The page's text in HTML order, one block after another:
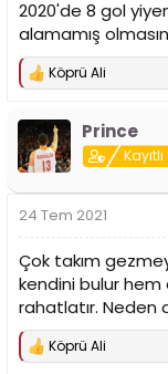
2020'de 8 gol
alamamış
T
p
k
i
l
:
Köprü Ali
Prince
24 Tem 2021
Çok takım
kendini bulur hem
rahatlatır. Neden
T
Köprü Ali